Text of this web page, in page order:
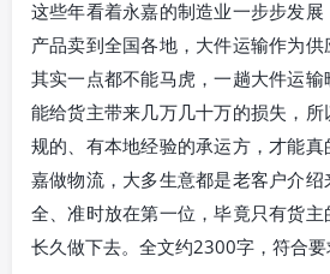
这些年看着永嘉的制造业一步步发
产品卖到全国各地，大件运输作为供
其实一点都不能马虎，一趟大件运
能给货主带来几万几十万的损失，
规的、有本地经验的承运方，才能
嘉做物流，大多生意都是老客户介
全、准时放在第一位，毕竟只有货
长久做下去。全文约2300字，符合要